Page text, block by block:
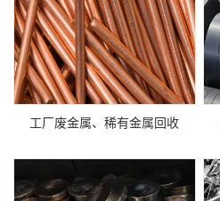
工厂废金属、稀有金属回收